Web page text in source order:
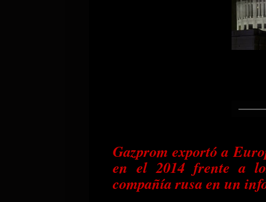
Gazprom exportó a
en el 2014 frente a
compañía rusa en un